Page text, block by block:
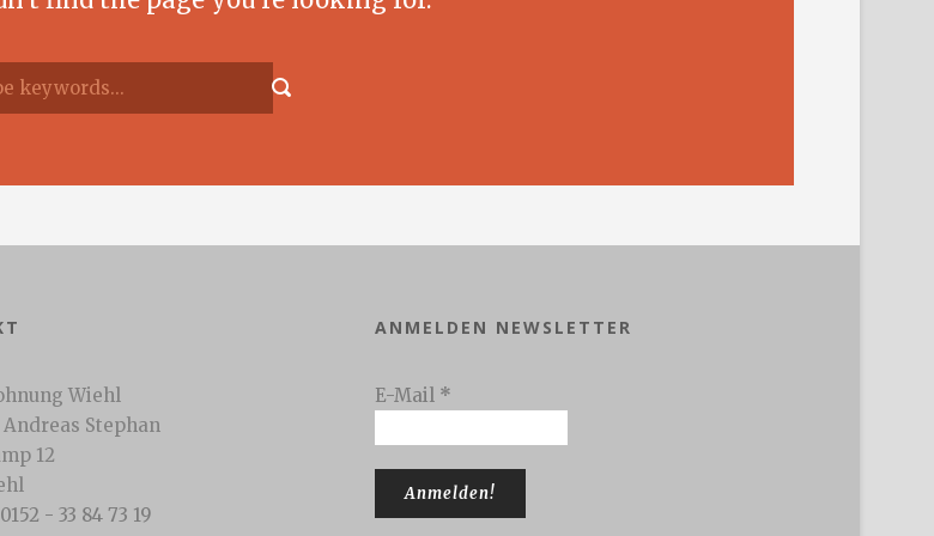
Wiehl
Andreas Stephan
12
- 33 84 73 19
ANMELDEN NEWSLETTER
E-Mail *